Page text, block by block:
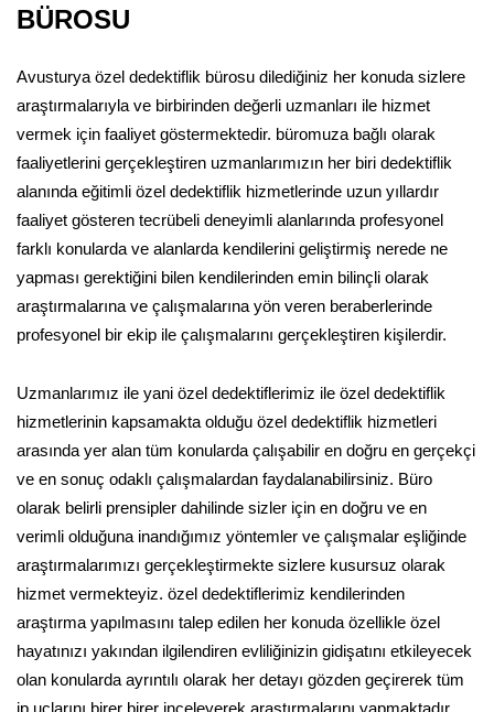
BÜROSU
Avusturya özel dedektiflik bürosu dilediğiniz her konuda sizlere
araştırmalarıyla ve birbirinden değerli uzmanları ile hizmet
vermek için faaliyet göstermektedir. büromuza bağlı olarak
faaliyetlerini gerçekleştiren uzmanlarımızın her biri dedektiflik
alanında eğitimli özel dedektiflik hizmetlerinde uzun yıllardır
faaliyet gösteren tecrübeli deneyimli alanlarında profesyonel
farklı konularda ve alanlarda kendilerini geliştirmiş nerede ne
yapması gerektiğini bilen kendilerinden emin bilinçli olarak
araştırmalarına ve çalışmalarına yön veren beraberlerinde
profesyonel bir ekip ile çalışmalarını gerçekleştiren kişilerdir.
Uzmanlarımız ile yani özel dedektiflerimiz ile özel dedektiflik
hizmetlerinin kapsamakta olduğu özel dedektiflik hizmetleri
arasında yer alan tüm konularda çalışabilir en doğru en gerçekçi
ve en sonuç odaklı çalışmalardan faydalanabilirsiniz. Büro
olarak belirli prensipler dahilinde sizler için en doğru ve en
verimli olduğuna inandığımız yöntemler ve çalışmalar eşliğinde
araştırmalarımızı gerçekleştirmekte sizlere kusursuz olarak
hizmet vermekteyiz. özel dedektiflerimiz kendilerinden
araştırma yapılmasını talep edilen her konuda özellikle özel
hayatınızı yakından ilgilendiren evliliğinizin gidişatını etkileyecek
olan konularda ayrıntılı olarak her detayı gözden geçirerek tüm